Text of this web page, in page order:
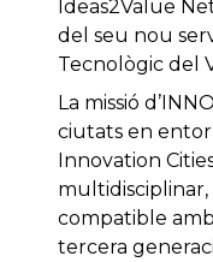
Ideas2Value
del seu nou
Tecnològic del
La missió
ciutats en
Innovation
compatible
tercera